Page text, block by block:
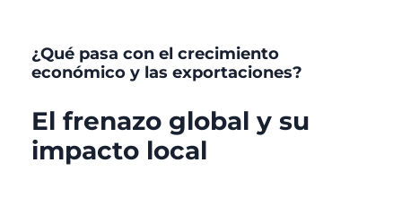
¿Qué pasa con el crecimiento
económico y las exportaciones?
El frenazo global y su
impacto local